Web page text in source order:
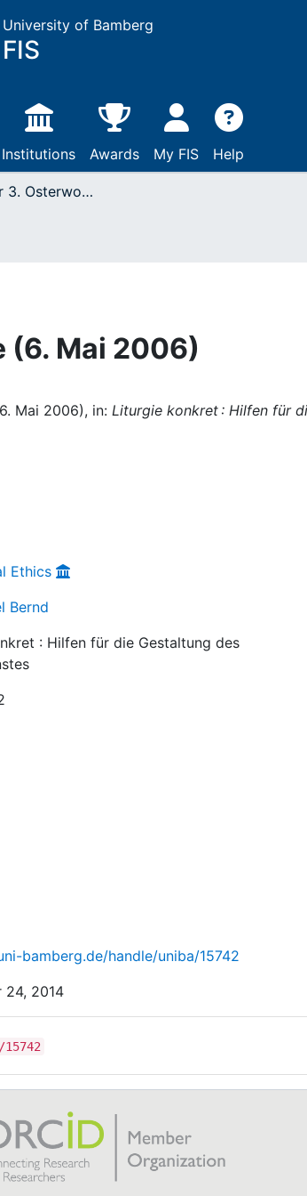
University of Bamberg
FIS
Institutions Awards My FIS Help
Samstag der 3. Osterwoche (6. Mai 2006)
(6. Mai 2006)
Mai 2006), in: Liturgie konkret : Hilfen für
Ethics
Bernd
: Hilfen für die Gestaltung des
bamberg.de/handle/uniba/15742
24, 2014